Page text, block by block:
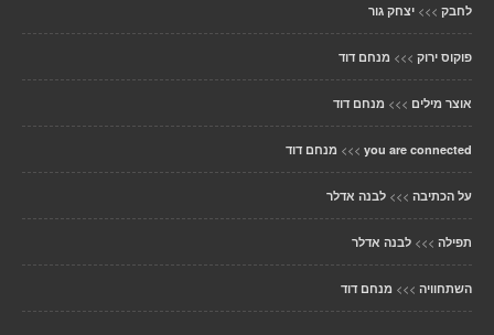
לחבק >>> יצחק גור
פוקוס ירוק >>> מנחם דוד
אוצר מילים >>> מנחם דוד
you are connected
>>> מנחם דוד
על הכתיבה >>> לבנה אדלר
תפילה >>> לבנה אדלר
השתחוויה >>> מנחם דוד